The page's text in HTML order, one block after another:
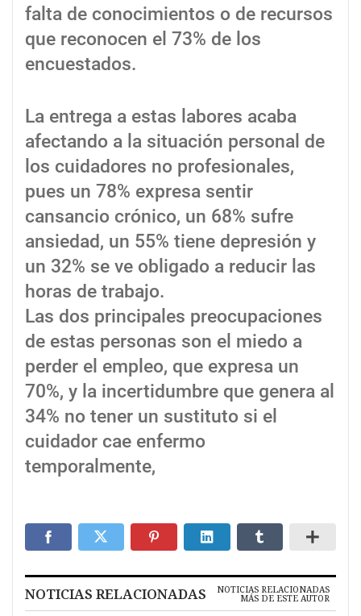
falta de conocimientos o de recursos
que reconocen el 73% de los
encuestados.
La entrega a estas labores acaba
afectando a la situación personal de
los cuidadores no profesionales,
pues un 78% expresa sentir
cansancio crónico, un 68% sufre
ansiedad, un 55% tiene depresión y
un 32% se ve obligado a reducir las
horas de trabajo.
Las dos principales preocupaciones
de estas personas son el miedo a
perder el empleo, que expresa un
70%, y la incertidumbre que genera al
34% no tener un sustituto si el
cuidador cae enfermo
temporalmente,
NOTICIAS RELACIONADAS NOTICIAS RELACIONADAS
MÁS DE ESTE AUTOR